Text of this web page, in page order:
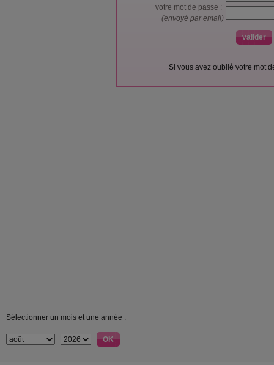
votre mot de passe :
(envoyé par email)
Si vous avez oublié votre mot
Sélectionner un mois et une année :